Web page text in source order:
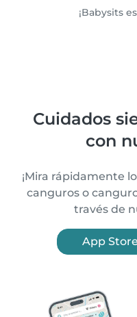
¡Babysits
Cuidados
con
¡Mira rápidamente
canguros o
través de
App Store